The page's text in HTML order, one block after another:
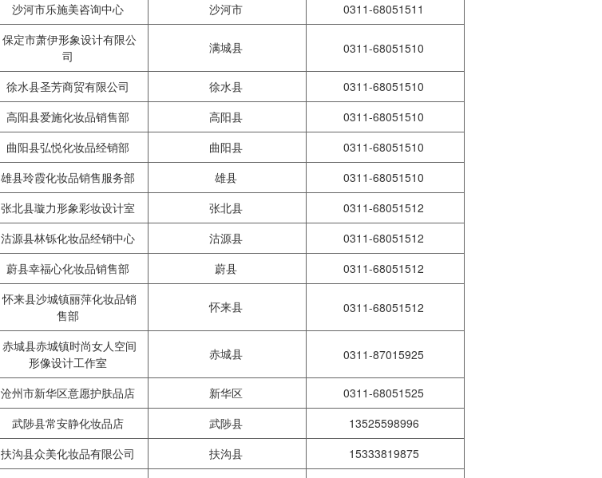
沙河市乐施美咨询中心 沙河市 0311-68051511
保定市萧伊形象设计有限公
司
满城县 0311-68051510
徐水县圣芳商贸有限公司 徐水县
0311-68051510
高阳县爱施化妆品销售部 高阳县
0311-68051510
曲阳县弘悦化妆品经销部 曲阳县
0311-68051510
雄县玲霞化妆品销售服务部 雄县
0311-68051510
张北县璇力形象彩妆设计室 张北县
0311-68051512
沽源县林铄化妆品经销中心 沽源县
0311-68051512
蔚县幸福心化妆品销售部 蔚县 0311-68051512
怀来县沙城镇丽萍化妆品销
售部
怀来县 0311-68051512
赤城县赤城镇时尚女人空间
形像设计工作室
赤城县 0311-87015925
沧州市新华区意愿护肤品店 新华区
0311-68051525
武陟县常安静化妆品店 武陟县
13525598996
扶沟县众美化妆品有限公司 扶沟县
15333819875